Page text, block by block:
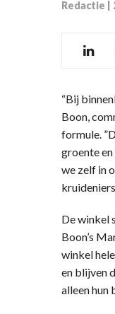
Redactie
“Bij
Boon,
formule.
groente
we zelf in
De winkel
Boon’s
winkel
en blijven
alleen hun